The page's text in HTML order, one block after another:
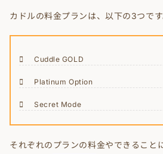
カドルの料金プランは、以下の3つです
Cuddle GOLD
Platinum Option
Secret Mode
それぞれのプランの料金やできること